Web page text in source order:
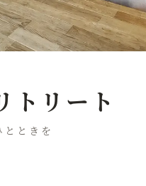
トリート
とときを